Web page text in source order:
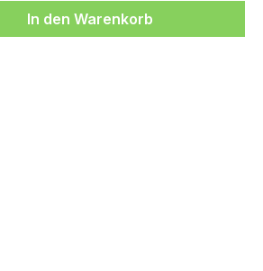
gewünschten Wert
In den Warenkorb